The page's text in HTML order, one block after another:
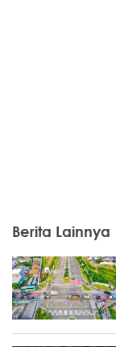
Berita Lainnya